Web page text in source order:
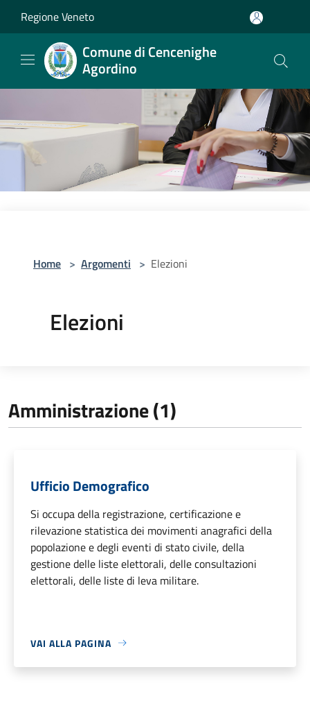
Regione Veneto
Comune di Cencenighe
Agordino
Home > Argomenti > Elezioni
Elezioni
Amministrazione (1)
Ufficio Demografico
Si occupa della registrazione, certificazione e
rilevazione statistica dei movimenti anagrafici della
popolazione e degli eventi di stato civile, della
gestione delle liste elettorali, delle consultazioni
elettorali, delle liste di leva militare.
VAI ALLA PAGINA